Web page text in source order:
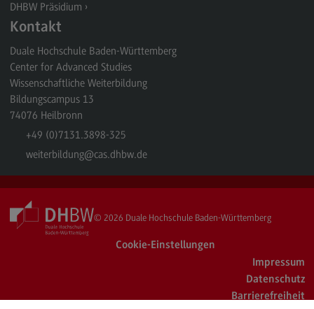
DHBW Präsidium
Kontakt
Duale Hochschule Baden-Württemberg
Center for Advanced Studies
Wissenschaftliche Weiterbildung
Bildungscampus 13
74076 Heilbronn
+49 (0)7131.3898-325
weiterbildung@cas.dhbw.de
© 2026 Duale Hochschule Baden-Württemberg
Cookie-Einstellungen
Impressum
Datenschutz
Barrierefreiheit